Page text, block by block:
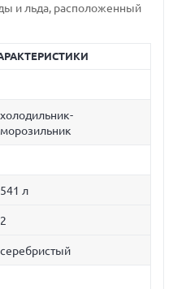
и льда, расположенный
холодильник-
морозильник
541 л
2
серебристый